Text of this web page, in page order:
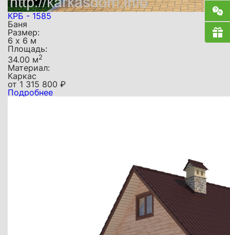
КРБ - 1585
Баня
Размер:
6 х 6 м
Площадь:
34.00 м2
Материал:
Каркас
от1 315 800 ₽
Подробнее